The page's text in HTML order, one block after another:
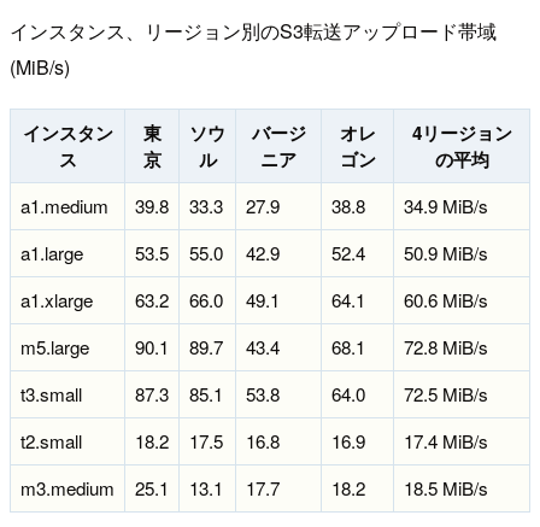
インスタンス、リージョン別のS3転送アップロード帯域
(MiB/s)
インスタン
ス
東
京
ソウ
ル
バージ
ニア
オレ
ゴン
4リージョン
の平均
a1.medium 39.8 33.3 27.9 38.8
34.9 MiB/s
a1.large
53.5 55.0 42.9 52.4
50.9 MiB/s
a1.xlarge
63.2 66.0 49.1 64.1
60.6 MiB/s
m5.large
90.1 89.7 43.4 68.1
72.8 MiB/s
t3.small
87.3 85.1 53.8 64.0
72.5 MiB/s
t2.small
18.2 17.5 16.8 16.9
17.4 MiB/s
m3.medium
25.1 13.1 17.7 18.2 18.5 MiB/s